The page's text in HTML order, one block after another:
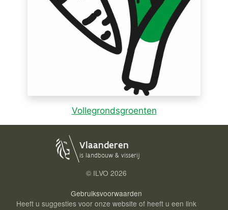
Vollegrondsgroenten
© ILVO 2026
Gebruiksvoorwaarden
Heeft u suggesties voor onze website of heeft u een link